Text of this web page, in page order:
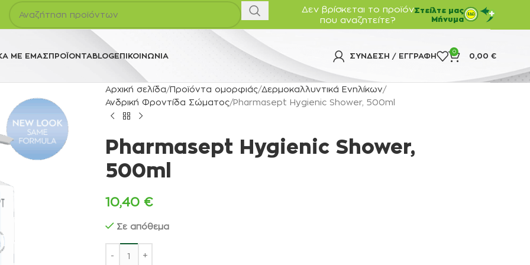
Δεν βρίσκεται το προϊόν
που αναζητείτε?
Στείλτε μας
Μήνυμα
ΜΕ ΕΜΆΣΠΡΟΪΌΝΤΑBLOGΕΠΙΚΟΙΝΩΝΊΑ ΣΎΝΔΕΣΗ / ΕΓΓΡΑΦΉ
0
0,00 €
Αρχική σελίδα Προϊόντα ομορφιάς Δερμοκαλλυντικά Ενηλίκων
Ανδρική Φροντίδα Σώματος Pharmasept Hygienic Shower, 500ml
Pharmasept Hygienic Shower,
500ml
10,40 €
Σε απόθεμα